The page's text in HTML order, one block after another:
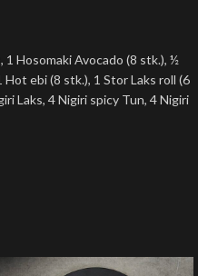
1 Hosomaki Avocado (8 stk.), ½
ebi (8 stk.), 1 Stor Laks roll (6
Laks, 4 Nigiri spicy Tun, 4 Nigiri